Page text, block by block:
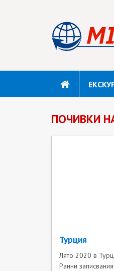
ПОЧИВКИ
Турция
Лято 2020 в
Ранни